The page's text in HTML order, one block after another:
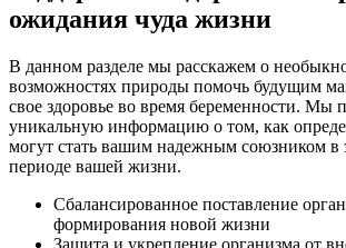
ожидания чуда жизни
В данном разделе мы расскажем о
возможностях природы помочь будущим
свое здоровье во время беременности. Мы
уникальную информацию о том, как
могут стать вашим надежным союзником в
периоде вашей жизни.
Сбалансированное поставление
формирования новой жизни